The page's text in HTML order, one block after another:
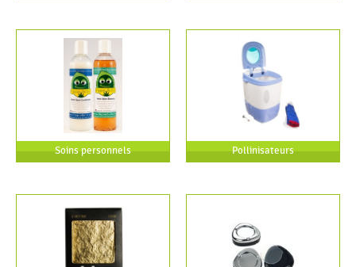
Soins personnels Pollinisateurs